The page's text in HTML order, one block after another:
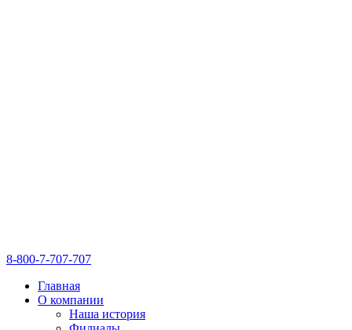
8-800-7-707-707
Главная
О компании
Наша история